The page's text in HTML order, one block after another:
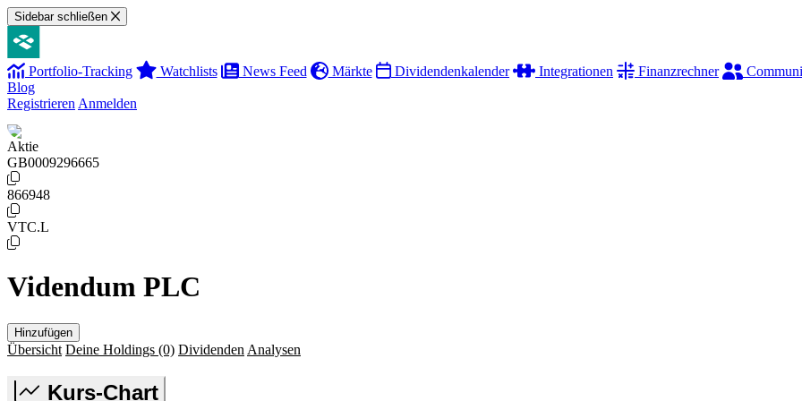
Sidebar schließen
Portfolio-Tracking Watchlists News Feed Märkte Dividendenkalender Integrationen Finanzrechner
Blog
Registrieren Anmelden
Aktie
GB0009296665
866948
VTC.L
Videndum PLC
Hinzufügen
Übersicht Deine Holdings (0) Dividenden Analysen
Kurs-Chart